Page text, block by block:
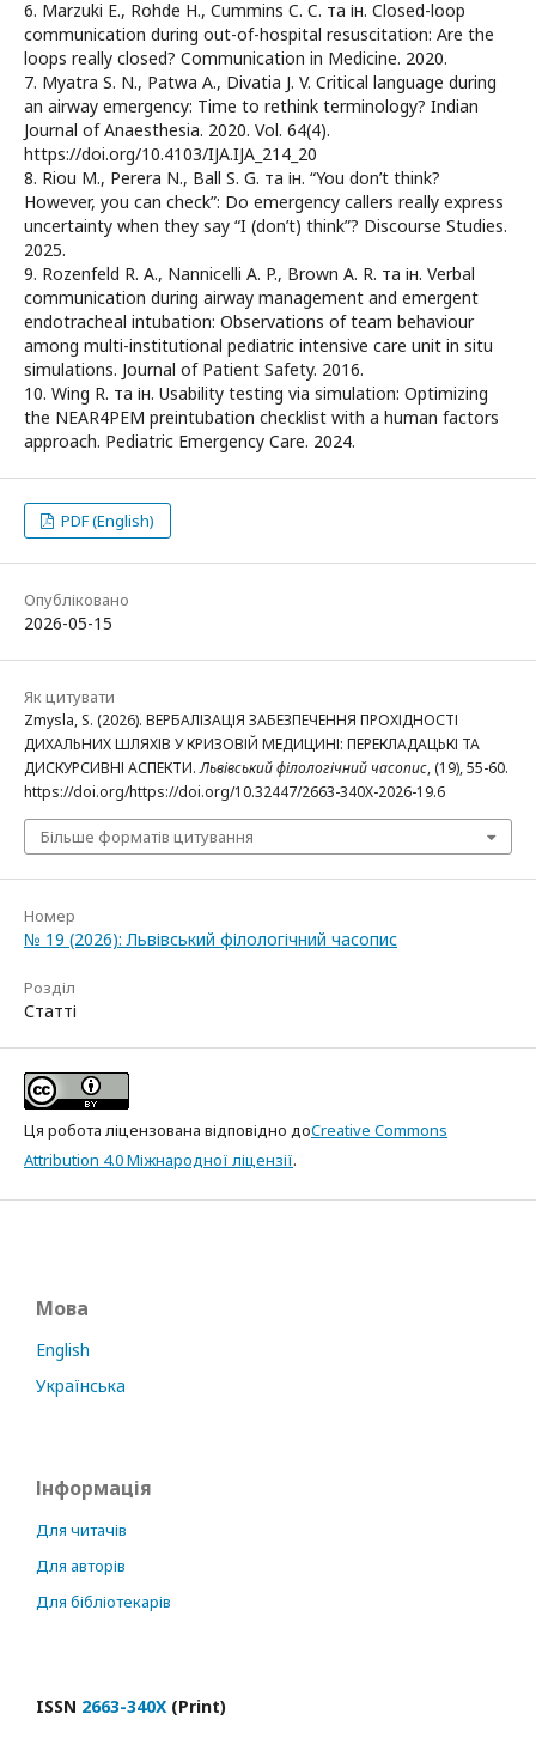
6. Marzuki E., Rohde H., Cummins C. C. та ін. Closed-loop
communication during out-of-hospital resuscitation: Are the
loops really closed? Communication in Medicine. 2020.
7. Myatra S. N., Patwa A., Divatia J. V. Critical language during
an airway emergency: Time to rethink terminology? Indian
Journal of Anaesthesia. 2020. Vol. 64(4).
https://doi.org/10.4103/IJA.IJA_214_20
8. Riou M., Perera N., Ball S. G. та ін. “You don’t think?
However, you can check”: Do emergency callers really express
uncertainty when they say “I (don’t) think”? Discourse Studies.
2025.
9. Rozenfeld R. A., Nannicelli A. P., Brown A. R. та ін. Verbal
communication during airway management and emergent
endotracheal intubation: Observations of team behaviour
among multi-institutional pediatric intensive care unit in situ
simulations. Journal of Patient Safety. 2016.
10. Wing R. та ін. Usability testing via simulation: Optimizing
the NEAR4PEM preintubation checklist with a human factors
approach. Pediatric Emergency Care. 2024.
PDF (English)
Опубліковано
2026-05-15
Як цитувати
Zmysla, S. (2026). ВЕРБАЛІЗАЦІЯ ЗАБЕЗПЕЧЕННЯ ПРОХІДНОСТІ
ДИХАЛЬНИХ ШЛЯХІВ У КРИЗОВІЙ МЕДИЦИНІ: ПЕРЕКЛАДАЦЬКІ ТА
ДИСКУРСИВНІ АСПЕКТИ.Львівський філологічний часопис, (19), 55-60.
https://doi.org/https://doi.org/10.32447/2663-340X-2026-19.6
Більше форматів цитування
Номер
№ 19 (2026): Львівський філологічний часопис
Розділ
Статті
Ця робота ліцензована відповідно доCreative Commons
Attribution 4.0 Міжнародної ліцензії.
Мова
English
Українська
Інформація
Для читачів
Для авторів
Для бібліотекарів
ISSN 2663-340X (Print)